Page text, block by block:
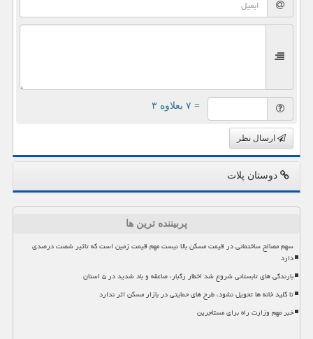
= ۷ بعلاوه ۳
ارسال نظر
دوستان پلات
پربیننده ترین ها
سهم مصالح ساختمانی در قیمت مسکن بالا نیست مهم قیمت زمین است که تاثیر شصت درصدی
دارد
بارندگی های تابستانی شروع شد اخطار رگبار، صاعقه و باد شدید در ۵ استان
تا کلید خانه ها تحویل نشود، طرح های حمایتی در بازار مسکن اثر ندارد
خبر مهم وزارت راه برای مستاجرین